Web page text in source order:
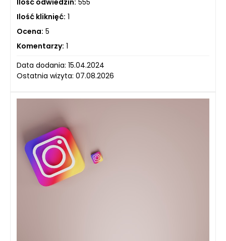
Ilość odwiedzin: 555
Ilość kliknięć: 1
Ocena: 5
Komentarzy: 1
Data dodania: 15.04.2024
Ostatnia wizyta: 07.08.2026